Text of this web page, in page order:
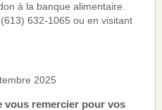
à la banque alimentaire.
632-1065 ou en visitant
2025
vous remercier pour vos